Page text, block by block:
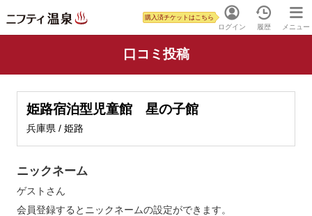
ログイン
購入済チケットはこちら
履歴 メニュー
口コミ投稿
姫路宿泊型児童館 星の子館
兵庫県 / 姫路
ニックネーム
ゲスト さん
会員登録するとニックネームの設定ができます。